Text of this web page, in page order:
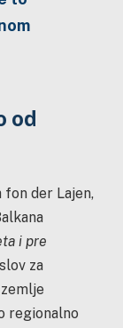
od
fon der Lajen,
i pre
za
regionalno